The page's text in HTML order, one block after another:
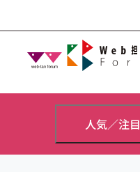
人気／注目